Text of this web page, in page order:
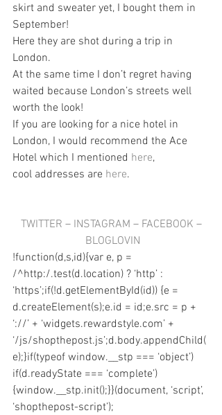
skirt and sweater yet, I bought them in
September!
Here they are shot during a trip in
London.
At the same time I don’t regret having
waited because London’s streets well
worth the look!
If you are looking for a nice hotel in
London, I would recommend the Ace
Hotel which I mentioned here,
cool addresses are here.
TWITTER – INSTAGRAM – FACEBOOK –
BLOGLOVIN
!function(d,s,id){var e, p =
/^http:/.test(d.location) ? ‘http’ :
‘https’;if(!d.getElementById(id)) {e =
d.createElement(s);e.id = id;e.src = p +
‘://’ + ‘widgets.rewardstyle.com’ +
‘/js/shopthepost.js’;d.body.appendChild(
e);}if(typeof window.__stp === ‘object’)
if(d.readyState === ‘complete’)
{window.__stp.init();}}(document, ‘script’,
‘shopthepost-script’);